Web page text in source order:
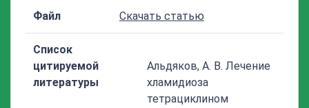
Файл Скачать статью
Список
цитируемой
литературы
Альдяков, А. В. Лечение
хламидиоза
тетрациклином